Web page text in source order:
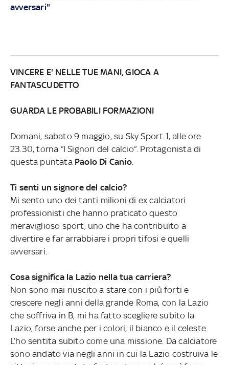
avversari"
VINCERE E' NELLE TUE MANI, GIOCA A
FANTASCUDETTO
GUARDA LE PROBABILI FORMAZIONI
Domani, sabato 9 maggio, su Sky Sport 1, alle ore
23.30, torna “I Signori del calcio“. Protagonista di
questa puntata Paolo Di Canio.
Ti senti un signore del calcio?
Mi sento uno dei tanti milioni di ex calciatori
professionisti che hanno praticato questo
meraviglioso sport, uno che ha contribuito a
divertire e far arrabbiare i propri tifosi e quelli
avversari.
Cosa significa la Lazio nella tua carriera?
Non sono mai riuscito a stare con i più forti e
crescere negli anni della grande Roma, con la Lazio
che soffriva in B, mi ha fatto scegliere subito la
Lazio, forse anche per i colori, il bianco e il celeste.
L’ho sentita subito come una missione. Da calciatore
sono andato via negli anni in cui la Lazio costruiva le